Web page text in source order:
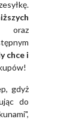
oraz
chce i
gdyż
do